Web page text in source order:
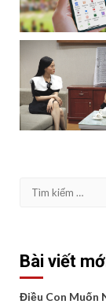
Tìm
Bài viết
Điều Con Muốn